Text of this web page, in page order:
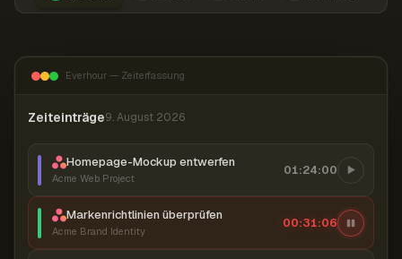
Everhour — Zeiterfassung
Zeiteinträge9. August 2026
Homepage-Mockup entwerfen
Acme Web Project
01:24:00
Markenrichtlinien überprüfen
Acme Brand Identity
00:31:07